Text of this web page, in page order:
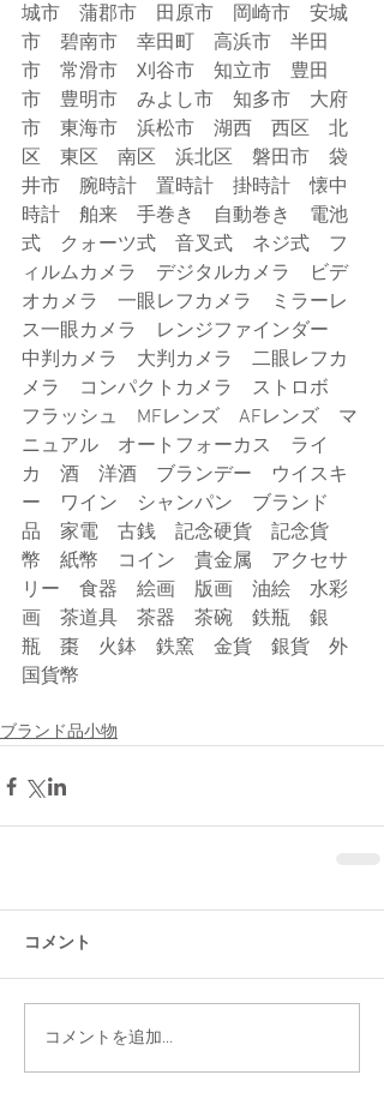
城市　蒲郡市　田原市　岡崎市　安城
市　碧南市　幸田町　高浜市　半田
市　常滑市　刈谷市　知立市　豊田
市　豊明市　みよし市　知多市　大府
市　東海市　浜松市　湖西　西区　北
区　東区　南区　浜北区　磐田市　袋
井市　腕時計　置時計　掛時計　懐中
時計　舶来　手巻き　自動巻き　電池
式　クォーツ式　音叉式　ネジ式　フ
ィルムカメラ　デジタルカメラ　ビデ
オカメラ　一眼レフカメラ　ミラーレ
ス一眼カメラ　レンジファインダー
中判カメラ　大判カメラ　二眼レフカ
メラ　コンパクトカメラ　ストロボ
フラッシュ　MFレンズ　AFレンズ　マ
ニュアル　オートフォーカス　ライ
カ　酒　洋酒　ブランデー　ウイスキ
ー　ワイン　シャンパン　ブランド
品　家電　古銭　記念硬貨　記念貨
幣　紙幣　コイン　貴金属　アクセサ
リー　食器　絵画　版画　油絵　水彩
画　茶道具　茶器　茶碗　鉄瓶　銀
瓶　棗　火鉢　鉄窯　金貨　銀貨　外
国貨幣
ブランド品小物
コメント
コメントを追加…